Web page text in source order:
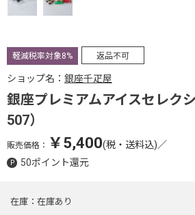
軽減税率対象8% 返品不可
ショップ名： 銀座千疋屋
銀座プレミアムアイスセレク
507）
販売価格： ￥5,400(税・送料込)／
50ポイント還元
在庫 在庫あり